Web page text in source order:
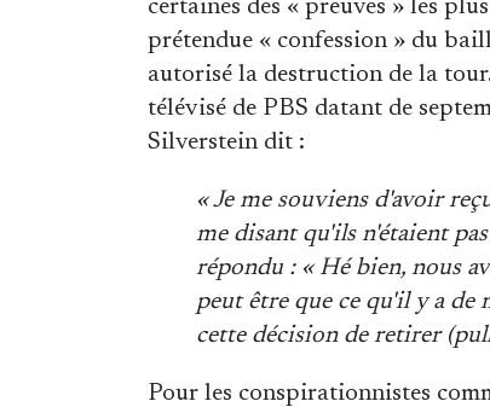
certaines des « preuves » les
prétendue « confession » du
autorisé la destruction de la
télévisé de PBS datant de
Silverstein dit :
« Je me souviens d'avoir
me disant qu'ils n'étaient
répondu : « Hé bien, nous
peut être que ce qu'il y a
cette décision de retirer
Pour les conspirationnistes